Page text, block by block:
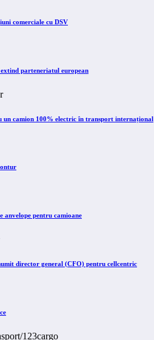
comerciale cu DSV
parteneriatul european
un camion 100% electric în transport internațional
anvelope pentru camioane
director general (CFO) pentru cellcentric